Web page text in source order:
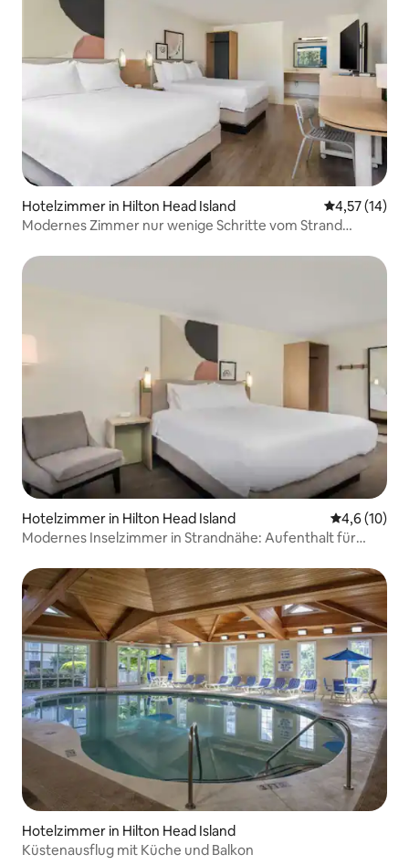
Hotelzimmer in Hilton Head Island
4,57 (14)
Modernes Zimmer nur wenige Schritte vom Strand
Hotelzimmer in Hilton Head Island
4,6 (10)
Modernes Inselzimmer in Strandnähe: Aufenthalt für
Hotelzimmer in Hilton Head Island
Küstenausflug mit Küche und Balkon